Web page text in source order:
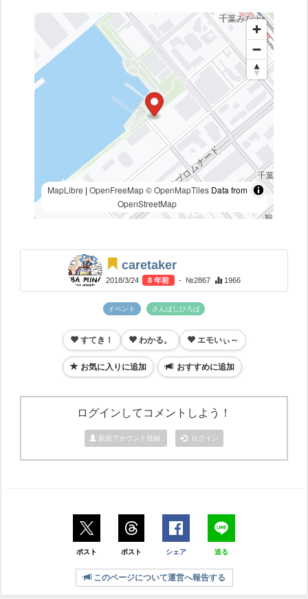
MapLibre | OpenFreeMap © OpenMapTilesData from
OpenStreetMap
caretaker
2018/3/24 8 年前 - №2867 1966
イベント さんばしひろば
すてき！ わかる。 エモいぃ～
お気に入りに追加 おすすめに追加
ログインしてコメントしよう！
新規アカウント登録 ログイン
ポスト ポスト シェア 送る
このページについて運営へ報告する